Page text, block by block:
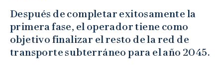
Después de completar exitosamente la
primera fase, el operador tiene como
objetivo finalizar el resto de la red de
transporte subterráneo para el año 2045.